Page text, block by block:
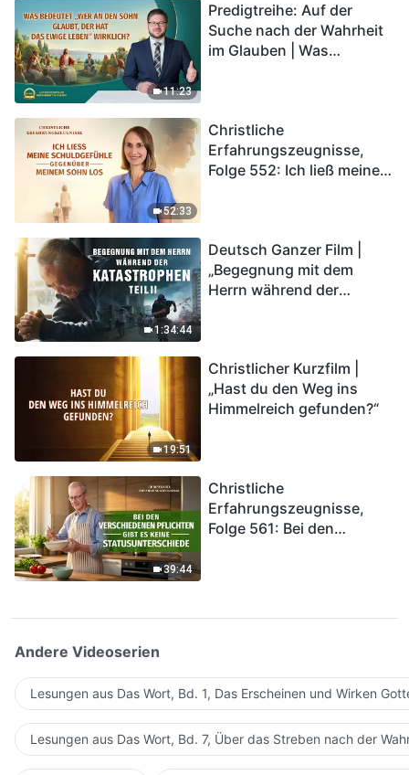
11:23
Predigtreihe: Auf der
Suche nach der Wahrheit
im Glauben | Was
52:33
Christliche
Erfahrungszeugnisse,
Folge 552: Ich ließ meine
1:34:44
Deutsch Ganzer Film |
„Begegnung mit dem
Herrn während der
in das Königreich Gottes
eintreten?
19:51
Christlicher Kurzfilm |
„Hast du den Weg ins
Himmelreich gefunden?“
39:44
Christliche
Erfahrungszeugnisse,
Folge 561: Bei den
Andere Videoserien
Lesungen aus Das Wort, Bd. 1, Das Erscheinen und Wirken
Lesungen aus Das Wort, Bd. 7, Über das Streben nach der